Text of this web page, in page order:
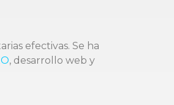
efectivas. Se ha
, desarrollo web y